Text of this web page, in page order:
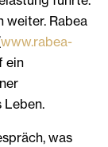
weiter. Rabea
www.rabea-
ein
Leben.
was